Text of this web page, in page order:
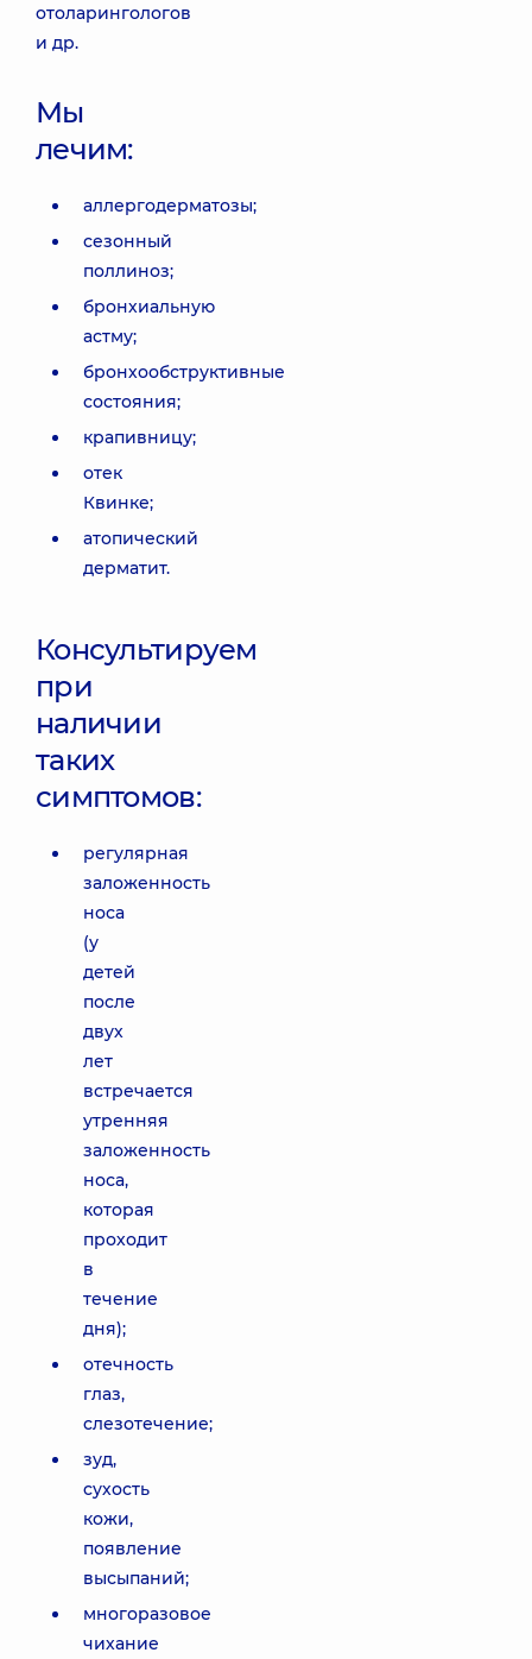
отоларингологов
и др.
Мы
лечим:
аллергодерматозы;
сезонный
поллиноз;
бронхиальную
астму;
бронхообструктивные
состояния;
крапивницу;
отек
Квинке;
атопический
дерматит.
Консультируем
при
наличии
таких
симптомов:
регулярная
заложенность
носа
(у
детей
после
двух
лет
встречается
утренняя
заложенность
носа,
которая
проходит
в
течение
дня);
отечность
глаз,
слезотечение;
зуд,
сухость
кожи,
появление
высыпаний;
многоразовое
чихание